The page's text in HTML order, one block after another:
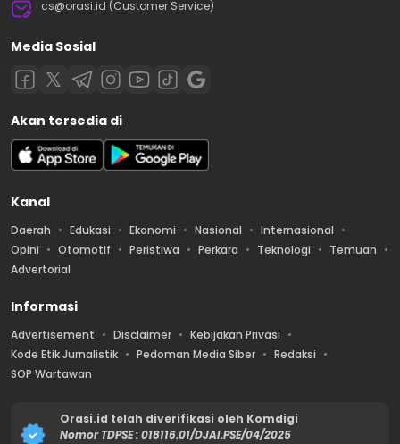
cs@orasi.id (Customer Service)
Media Sosial
Akan tersedia di
Kanal
Daerah Edukasi Ekonomi Nasional
Internasional
Opini
Otomotif Peristiwa Perkara Teknologi
Temuan
Advertorial
Informasi
Advertisement Disclaimer
Kebijakan Privasi
Kode Etik Jurnalistik
Pedoman Media Siber
Redaksi
SOP Wartawan
Orasi.id telah diverifikasi oleh Komdigi
Nomor TDPSE : 018116.01/DJAI.PSE/04/2025